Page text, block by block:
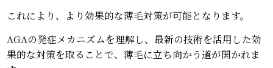
これにより、より効果的な薄毛対策が可能となります。
AGAの発症メカニズムを理解し、最新の技術を活用した効
果的な対策を取ることで、薄毛に立ち向かう道が開かれま